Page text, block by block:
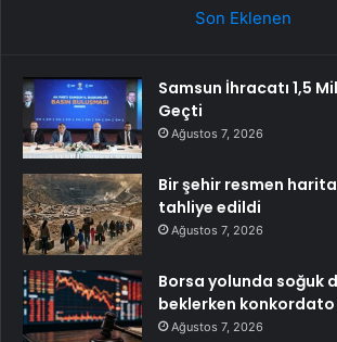
Son Eklenen
Samsun İhracatı 1,5
Geçti
Ağustos 7, 2026
Bir şehir resmen
tahliye edildi
Ağustos 7, 2026
Borsa yolunda soğuk
beklerken
Ağustos 7, 2026